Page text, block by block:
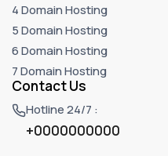
4 Domain Hosting
5 Domain Hosting
6 Domain Hosting
7 Domain Hosting
Contact Us
Hotline 24/7 :
+0000000000